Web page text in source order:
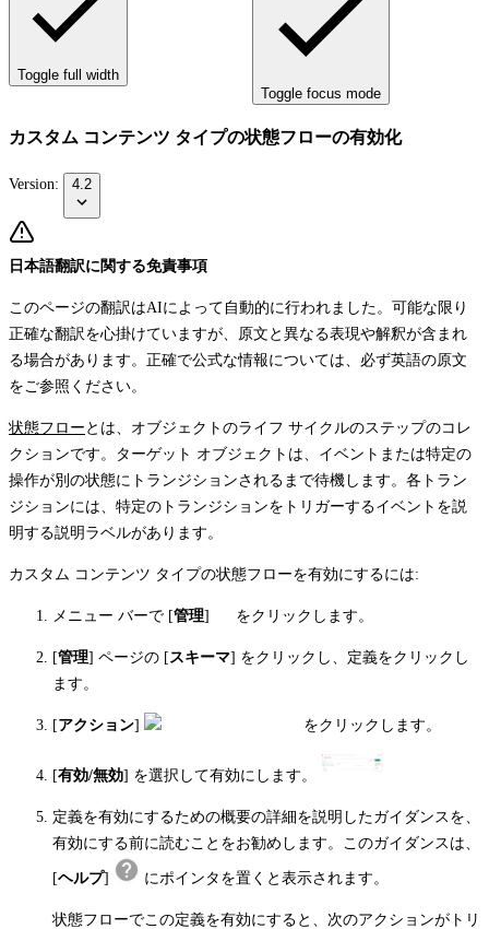
Toggle full width
Toggle focus mode
カスタム コンテンツ タイプの状態フローの有効化
Version: 4.2
日本語翻訳に関する免責事項
このページの翻訳はAIによって自動的に行われました。可能な限り
正確な翻訳を心掛けていますが、原文と異なる表現や解釈が含まれ
る場合があります。正確で公式な情報については、必ず英語の原文
をご参照ください。
状態フロー とは、オブジェクトのライフ サイクルのステップのコレ
クションです。ターゲット オブジェクトは、イベントまたは特定の
操作が別の状態にトランジションされるまで待機します。各トラン
ジションには、特定のトランジションをトリガーするイベントを説
明する説明ラベルがあります。
カスタム コンテンツ タイプの状態フローを有効にするには:
メニュー バーで [管理] をクリックします。
[管理] ページの [ スキーマ] をクリックし、定義をクリックし
ます。
[アクション] をクリックします。
[有効/無効] を選択して有効にします。
定義を有効にするための概要の詳細を説明したガイダンスを、
有効にする前に読むことをお勧めします。このガイダンスは、
[ヘルプ] にポインタを置くと表示されます。
状態フローでこの定義を有効にすると、次のアクションがトリ